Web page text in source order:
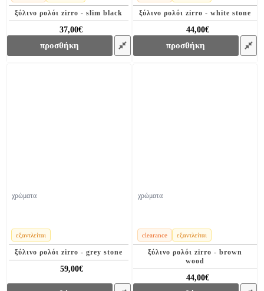
ξύλινο ρολόι zirro - slim black
37,00€
προσθήκη
ξύλινο ρολόι zirro - white stone
44,00€
προσθήκη
εξαντλείται
χρώματα
ξύλινο ρολόι zirro - grey stone
59,00€
clearance εξαντλείται
χρώματα
ξύλινο ρολόι zirro - brown
wood
44,00€